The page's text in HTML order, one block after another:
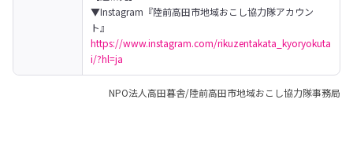
▼Instagram『陸前高田市地域おこし協力隊アカウン
https://www.instagram.com/rikuzentakata_kyoryokuta
i/?hl=ja
NPO法人高田暮舎/陸前高田市地域おこし協力隊事務局